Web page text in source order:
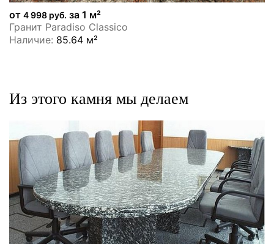
от 4 998 руб. за 1 м²
Гранит Paradiso Classico
Наличие: 85.64 м²
Из этого камня мы делаем